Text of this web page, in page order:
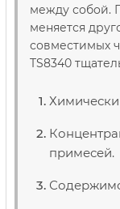
между собой.
меняется
совместимых
TS8340
примесей.